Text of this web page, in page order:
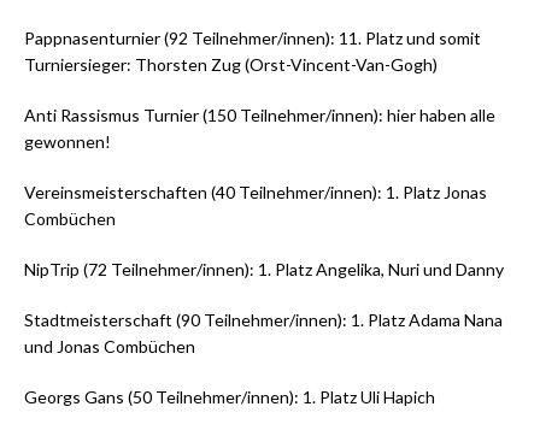
Pappnasenturnier (92 Teilnehmer/innen): 11. Platz und somit
Turniersieger: Thorsten Zug (Orst-Vincent-Van-Gogh)
Anti Rassismus Turnier (150 Teilnehmer/innen): hier haben alle
gewonnen!
Vereinsmeisterschaften (40 Teilnehmer/innen): 1. Platz Jonas
Combüchen
NipTrip (72 Teilnehmer/innen): 1. Platz Angelika, Nuri und Danny
Stadtmeisterschaft (90 Teilnehmer/innen): 1. Platz Adama Nana
und Jonas Combüchen
Georgs Gans (50 Teilnehmer/innen): 1. Platz Uli Hapich